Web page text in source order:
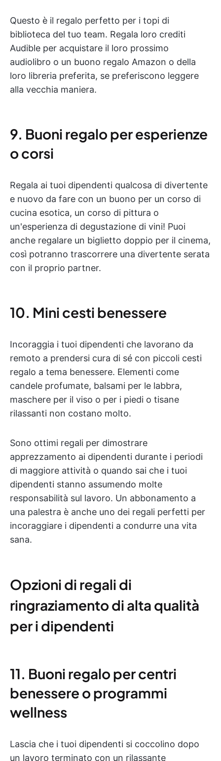
Questo è il regalo perfetto per i topi di
biblioteca del tuo team. Regala loro crediti
Audible per acquistare il loro prossimo
audiolibro o un buono regalo Amazon o della
loro libreria preferita, se preferiscono leggere
alla vecchia maniera.
9. Buoni regalo per esperienze
o corsi
Regala ai tuoi dipendenti qualcosa di divertente
e nuovo da fare con un buono per un corso di
cucina esotica, un corso di pittura o
un'esperienza di degustazione di vini! Puoi
anche regalare un biglietto doppio per il cinema,
così potranno trascorrere una divertente serata
con il proprio partner.
10. Mini cesti benessere
Incoraggia i tuoi dipendenti che lavorano da
remoto a prendersi cura di sé con piccoli cesti
regalo a tema benessere. Elementi come
candele profumate, balsami per le labbra,
maschere per il viso o per i piedi o tisane
rilassanti non costano molto.
Sono ottimi regali per dimostrare
apprezzamento ai dipendenti durante i periodi
di maggiore attività o quando sai che i tuoi
dipendenti stanno assumendo molte
responsabilità sul lavoro. Un abbonamento a
una palestra è anche uno dei regali perfetti per
incoraggiare i dipendenti a condurre una vita
sana.
Opzioni di regali di
ringraziamento di alta qualità
per i dipendenti
11. Buoni regalo per centri
benessere o programmi
wellness
Lascia che i tuoi dipendenti si coccolino dopo
un lavoro terminato con un rilassante